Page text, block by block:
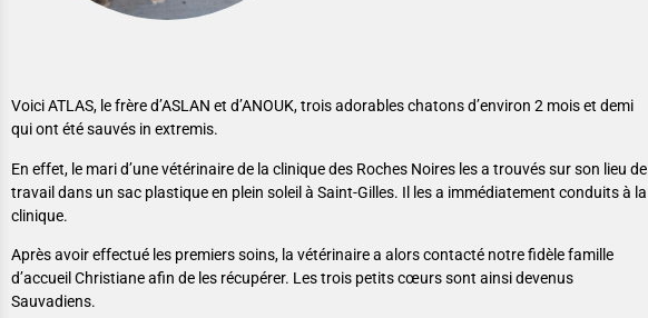
Voici ATLAS, le frère d’ASLAN et d’ANOUK, trois adorables chatons d’environ 2 mois et demi
qui ont été sauvés in extremis.
En effet, le mari d’une vétérinaire de la clinique des Roches Noires les a trouvés sur son lieu de
travail dans un sac plastique en plein soleil à Saint-Gilles. Il les a immédiatement conduits à la
clinique.
Après avoir effectué les premiers soins, la vétérinaire a alors contacté notre fidèle famille
d’accueil Christiane afin de les récupérer. Les trois petits cœurs sont ainsi devenus
Sauvadiens.